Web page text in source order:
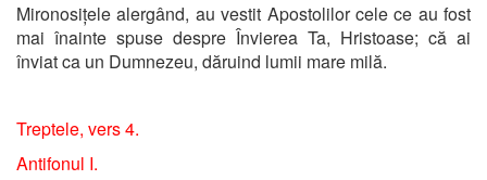
Mironosițele alergând, au vestit Apostolilor cele ce au fost
mai înainte spuse despre Învierea Ta, Hristoase; că ai
înviat ca un Dumnezeu, dăruind lumii mare milă.
Treptele, vers 4.
Antifonul I.